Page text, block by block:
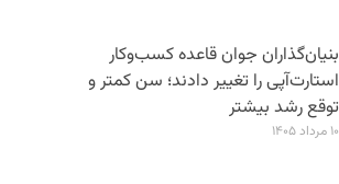
بنیان‌گذاران جوان قاعده کسب‌وکار
استارت‌آپی را تغییر دادند؛ سن‌ کمتر و
توقع رشد بیشتر
۱۰ مرداد ۱۴۰۵